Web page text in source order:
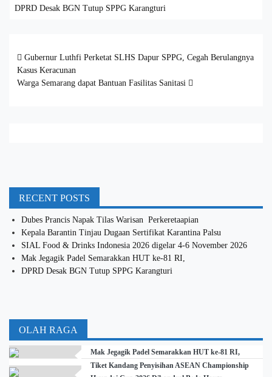
DPRD Desak BGN Tutup SPPG Karangturi
Post navigation
Gubernur Luthfi Perketat SLHS Dapur SPPG, Cegah Berulangnya
Kasus Keracunan
Warga Semarang dapat Bantuan Fasilitas Sanitasi
RECENT POSTS
Dubes Prancis Napak Tilas Warisan Perkeretaapian
Kepala Barantin Tinjau Dugaan Sertifikat Karantina Palsu
SIAL Food & Drinks Indonesia 2026 digelar 4-6 November 2026
Mak Jegagik Padel Semarakkan HUT ke-81 RI,
DPRD Desak BGN Tutup SPPG Karangturi
OLAH RAGA
Mak Jegagik Padel Semarakkan HUT ke-81 RI,
Tiket Kandang Penyisihan ASEAN Championship